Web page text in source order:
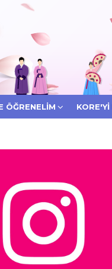
ÖĞRENELIM KORE'YI